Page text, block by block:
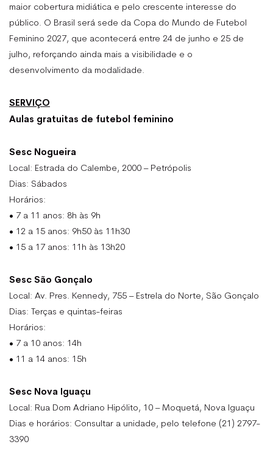
maior cobertura midiática e pelo crescente interesse do
público. O Brasil será sede da Copa do Mundo de Futebol
Feminino 2027, que acontecerá entre 24 de junho e 25 de
julho, reforçando ainda mais a visibilidade e o
desenvolvimento da modalidade.
SERVIÇO
Aulas gratuitas de futebol feminino
Sesc Nogueira
Local: Estrada do Calembe, 2000 – Petrópolis
Dias: Sábados
Horários:
• 7 a 11 anos: 8h às 9h
• 12 a 15 anos: 9h50 às 11h30
• 15 a 17 anos: 11h às 13h20
Sesc São Gonçalo
Local: Av. Pres. Kennedy, 755 – Estrela do Norte, São Gonçalo
Dias: Terças e quintas-feiras
Horários:
• 7 a 10 anos: 14h
• 11 a 14 anos: 15h
Sesc Nova Iguaçu
Local: Rua Dom Adriano Hipólito, 10 – Moquetá, Nova Iguaçu
Dias e horários: Consultar a unidade, pelo telefone (21) 2797-
3390